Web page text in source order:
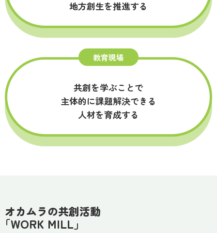
地方創生を推進する
教育現場
共創を学ぶことで
主体的に課題解決できる
人材を育成する
オカムラの共創活動
WORK MILL」